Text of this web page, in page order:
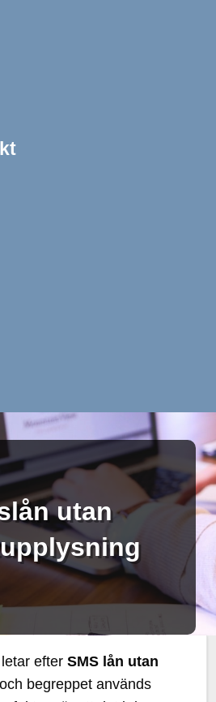
utan
letar efterSMS lån utan
och begreppet används